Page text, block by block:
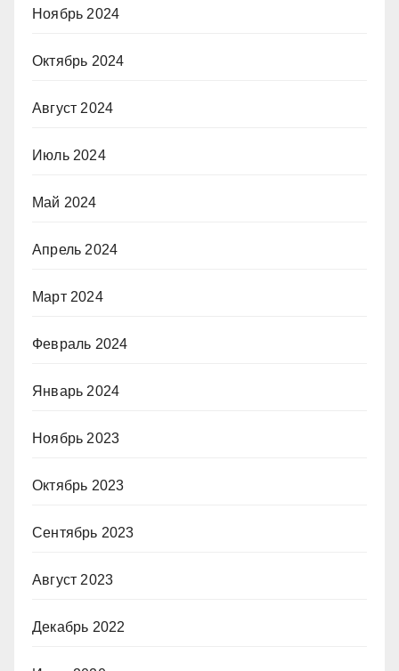
Ноябрь 2024
Октябрь 2024
Август 2024
Июль 2024
Май 2024
Апрель 2024
Март 2024
Февраль 2024
Январь 2024
Ноябрь 2023
Октябрь 2023
Сентябрь 2023
Август 2023
Декабрь 2022